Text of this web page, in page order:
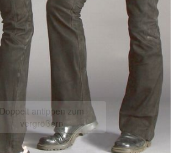
Doppelt antippen zum
vergrößern